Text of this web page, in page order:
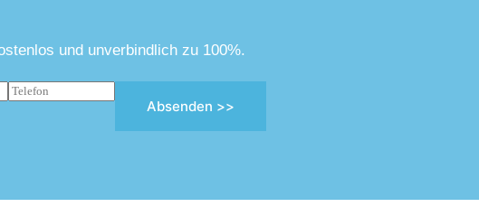
und unverbindlich zu 100%.
Absenden >>